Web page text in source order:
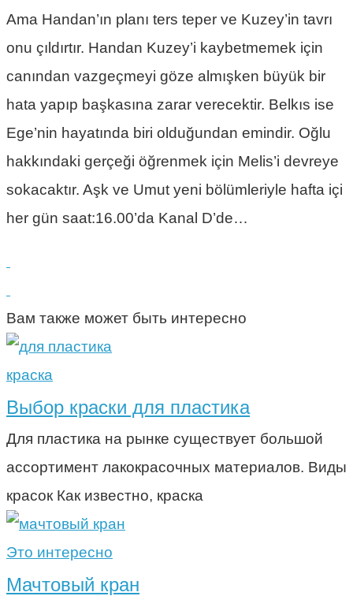
Ama Handan’ın planı ters teper ve Kuzey’in tavrı
onu çıldırtır. Handan Kuzey’i kaybetmemek için
canından vazgeçmeyi göze almışken büyük bir
hata yapıp başkasına zarar verecektir. Belkıs ise
Ege’nin hayatında biri olduğundan emindir. Oğlu
hakkındaki gerçeği öğrenmek için Melis’i devreye
sokacaktır. Aşk ve Umut yeni bölümleriyle hafta içi
her gün saat:16.00’da Kanal D’de…
Вам также может быть интересно
краска
Выбор краски для пластика
Для пластика на рынке существует большой
ассортимент лакокрасочных материалов. Виды
красок Как известно, краска
Это интересно
Мачтовый кран